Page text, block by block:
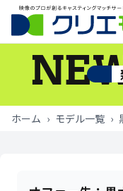
モデル一覧
ホーム › モデル一覧 ›